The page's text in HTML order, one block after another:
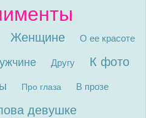
Женщине О ее красоте
Другу К фото
Про глаза В прозе
девушке